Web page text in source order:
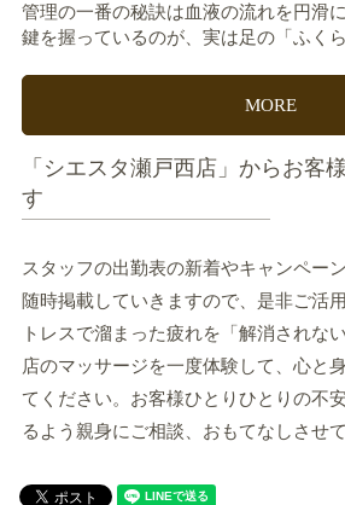
管理の一番の秘訣は血液の流れを円滑
鍵を握っているのが、実は足の「ふく
MORE
「シエスタ瀬戸西店」からお客
す
スタッフの出勤表の新着やキャンペー
随時掲載していきますので、是非ご活
トレスで溜まった疲れを「解消されな
店のマッサージを一度体験して、心と
てください。お客様ひとりひとりの不
るよう親身にご相談、おもてなしさせ